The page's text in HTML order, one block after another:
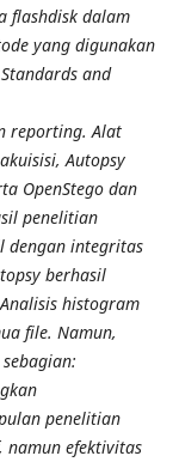
flashdisk dalam
yang digunakan
and
reporting. Alat
Autopsy
OpenStego dan
penelitian
dengan integritas
berhasil
histogram
file. Namun,
penelitian
namun efektivitas